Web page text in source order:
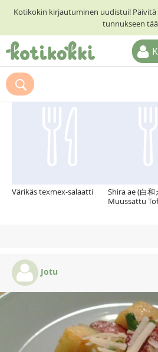
Kotikokin kirjautuminen uudistui!
tunnukseen
ETUSIVU
RESEPTIHAKU
Suosittelemme myös
Värikäs texmex-salaatti
Shira ae (白和
Muussattu
Jotu